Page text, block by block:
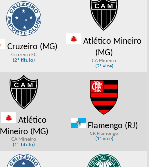
Cruzeiro (MG)
Cruzeiro EC
(2º título)
Atlético Mineiro
(MG)
CA Mineiro
(2º vice)
Atlético
Mineiro (MG)
CA Mineiro
(1º título)
Flamengo (RJ)
CR Flamengo
(1º vice)